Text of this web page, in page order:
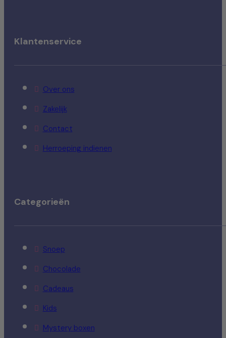
Klantenservice
Over ons
Zakelijk
Contact
Herroeping indienen
Categorieën
Snoep
Chocolade
Cadeaus
Kids
Mystery boxen